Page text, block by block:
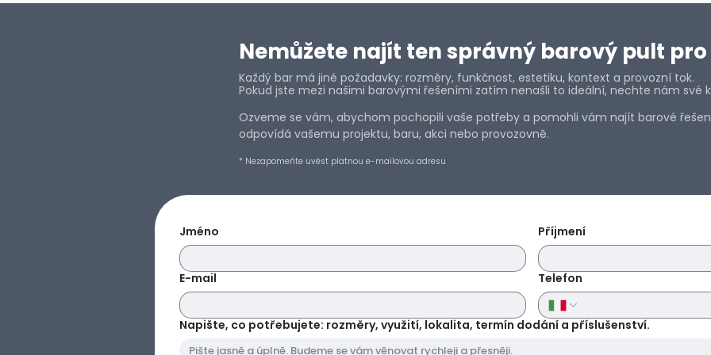
kontaktujte.
Platební karta,
Můžete si vybrat
platby. Najdete je
vašich údajů a
Nejste si jisti svým
Nemůžete najít ten správný barový pult
Každý bar má jiné požadavky: rozměry, funkčnost, estetiku, kontext a provozní tok.
Pokud jste mezi našimi barovými řešeními zatím nenašli to ideální, nechte nám své
Ozveme se vám, abychom pochopili vaše potřeby a pomohli vám najít barové
odpovídá vašemu projektu, baru, akci nebo provozovně.
* Nezapomeňte uvést platnou e-mailovou adresu
Jméno Příjmení
E-mail Telefon
Napište, co potřebujete: rozměry, využití, lokalita, termín dodání a příslušenství.